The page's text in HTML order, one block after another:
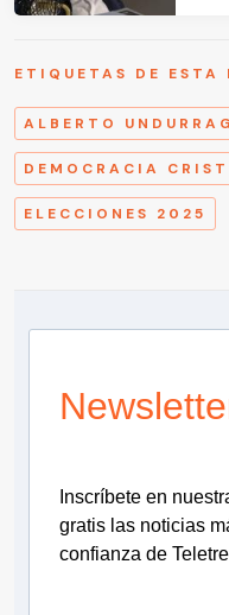
ETIQUETAS DE ESTA
ALBERTO
DEMOCRACIA
ELECCIONES 2025
Inscríbete en
gratis las noticias
confianza de